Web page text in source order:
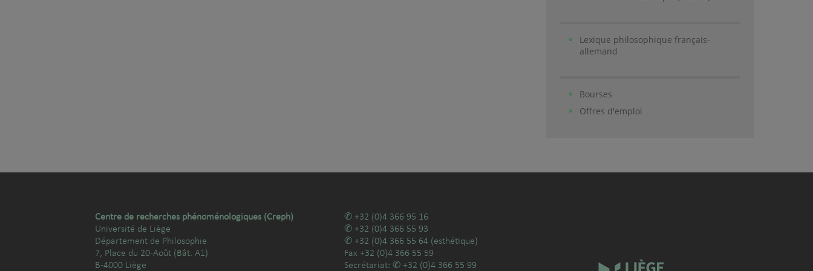
Lexique philosophique français-
allemand
Bourses
Offres d'emploi
Centre de recherches phénoménologiques (Creph)
Université de Liège
Département de Philosophie
7, Place du 20-Août (Bât. A1)
B-4000 Liège
+32 (0)4 366 95 16
+32 (0)4 366 55 93
+32 (0)4 366 55 64 (esthétique)
Fax +32 (0)4 366 55 59
Secrétariat:
+32 (0)4 366 55 99